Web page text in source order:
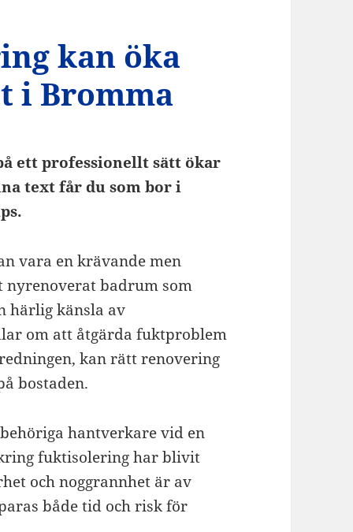
kan öka
i Bromma
ett professionellt sätt ökar
text får du som bor i
vara en krävande men
nyrenoverat badrum som
härlig känsla av
om att åtgärda fuktproblem
kan rätt renovering
bostaden.
hantverkare vid en
fuktisolering har blivit
och noggrannhet är av
både tid och risk för